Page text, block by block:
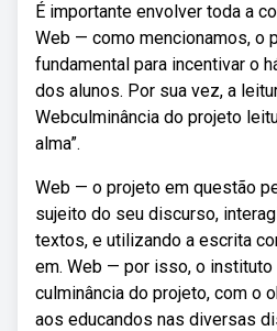
É importante envolver toda a
Web — como mencionamos, o
fundamental para incentivar o
dos alunos. Por sua vez, a
Webculminância do projeto
alma”.
Web — o projeto em questão
sujeito do seu discurso,
textos, e utilizando a escrita
em. Web — por isso, o
culminância do projeto, com o
aos educandos nas diversas